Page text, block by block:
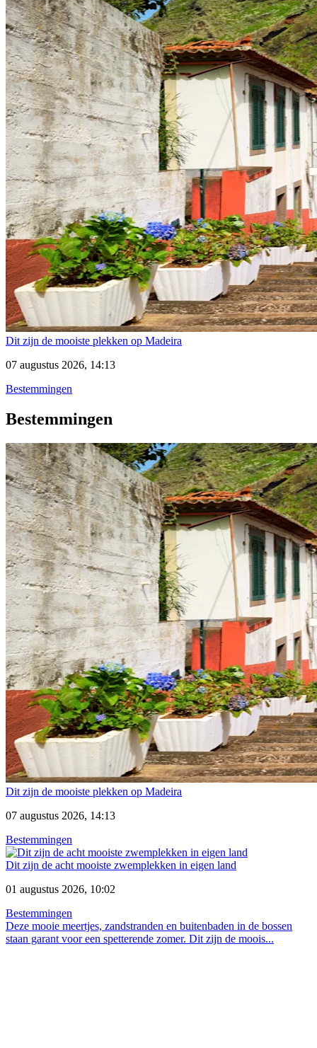
Dit zijn de mooiste plekken op Madeira
07 augustus 2026, 14:13
Bestemmingen
Bestemmingen
Dit zijn de mooiste plekken op Madeira
07 augustus 2026, 14:13
Bestemmingen
Dit zijn de acht mooiste zwemplekken in eigen land
01 augustus 2026, 10:02
Bestemmingen
Deze mooie meertjes, zandstranden en buitenbaden in de bossen
staan garant voor een spetterende zomer. Dit zijn de moois...